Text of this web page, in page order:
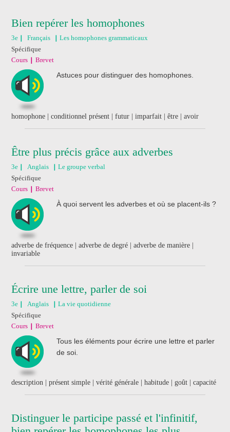
Bien repérer les homophones
3e Français
Les homophones grammaticaux
Spécifique
Cours
Brevet
Astuces pour distinguer des homophones.
homophone | conditionnel présent | futur | imparfait | être | avoir
Être plus précis grâce aux adverbes
3e Anglais
Le groupe verbal
Spécifique
Cours
Brevet
À quoi servent les adverbes et où se placent-ils ?
adverbe de fréquence | adverbe de degré | adverbe de manière |
invariable
Écrire une lettre, parler de soi
3e Anglais
La vie quotidienne
Spécifique
Cours
Brevet
Tous les éléments pour écrire une lettre et parler
de soi.
description | présent simple | vérité générale | habitude | goût | capacité
Distinguer le participe passé et l'infinitif,